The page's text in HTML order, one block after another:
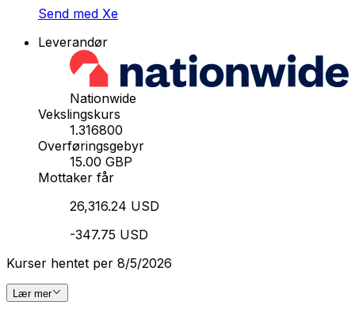
Send med Xe
Leverandør
Nationwide
Vekslingskurs
1.316800
Overføringsgebyr
15.00 GBP
Mottaker får
26,316.24 USD
-347.75 USD
Kurser hentet per 8/5/2026
Lær mer